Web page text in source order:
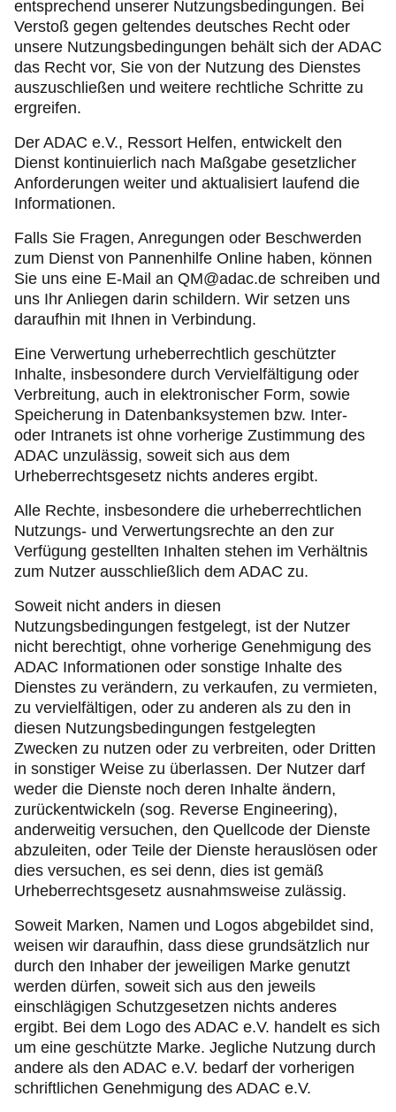
entsprechend unserer Nutzungsbedingungen. Bei
Verstoß gegen geltendes deutsches Recht oder
unsere Nutzungsbedingungen behält sich der ADAC
das Recht vor, Sie von der Nutzung des Dienstes
auszuschließen und weitere rechtliche Schritte zu
ergreifen.
Der ADAC e.V., Ressort Helfen, entwickelt den
Dienst kontinuierlich nach Maßgabe gesetzlicher
Anforderungen weiter und aktualisiert laufend die
Informationen.
Falls Sie Fragen, Anregungen oder Beschwerden
zum Dienst von Pannenhilfe Online haben, können
Sie uns eine E-Mail an QM@adac.de schreiben und
uns Ihr Anliegen darin schildern. Wir setzen uns
daraufhin mit Ihnen in Verbindung.
Eine Verwertung urheberrechtlich geschützter
Inhalte, insbesondere durch Vervielfältigung oder
Verbreitung, auch in elektronischer Form, sowie
Speicherung in Datenbanksystemen bzw. Inter-
oder Intranets ist ohne vorherige Zustimmung des
ADAC unzulässig, soweit sich aus dem
Urheberrechtsgesetz nichts anderes ergibt.
Alle Rechte, insbesondere die urheberrechtlichen
Nutzungs- und Verwertungsrechte an den zur
Verfügung gestellten Inhalten stehen im Verhältnis
zum Nutzer ausschließlich dem ADAC zu.
Soweit nicht anders in diesen
Nutzungsbedingungen festgelegt, ist der Nutzer
nicht berechtigt, ohne vorherige Genehmigung des
ADAC Informationen oder sonstige Inhalte des
Dienstes zu verändern, zu verkaufen, zu vermieten,
zu vervielfältigen, oder zu anderen als zu den in
diesen Nutzungsbedingungen festgelegten
Zwecken zu nutzen oder zu verbreiten, oder Dritten
in sonstiger Weise zu überlassen. Der Nutzer darf
weder die Dienste noch deren Inhalte ändern,
zurückentwickeln (sog. Reverse Engineering),
anderweitig versuchen, den Quellcode der Dienste
abzuleiten, oder Teile der Dienste herauslösen oder
dies versuchen, es sei denn, dies ist gemäß
Urheberrechtsgesetz ausnahmsweise zulässig.
Soweit Marken, Namen und Logos abgebildet sind,
weisen wir daraufhin, dass diese grundsätzlich nur
durch den Inhaber der jeweiligen Marke genutzt
werden dürfen, soweit sich aus den jeweils
einschlägigen Schutzgesetzen nichts anderes
ergibt. Bei dem Logo des ADAC e.V. handelt es sich
um eine geschützte Marke. Jegliche Nutzung durch
andere als den ADAC e.V. bedarf der vorherigen
schriftlichen Genehmigung des ADAC e.V.